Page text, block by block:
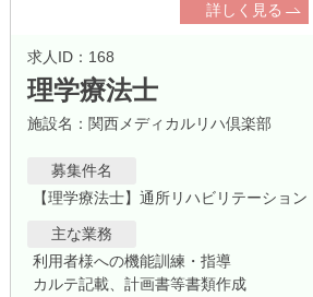
詳しく見る
求人ID：168
理学療法士
施設名：関西メディカルリハ倶楽部
募集件名
主な業務
利用者様への機能訓練・指導
カルテ記載、計画書等書類作成